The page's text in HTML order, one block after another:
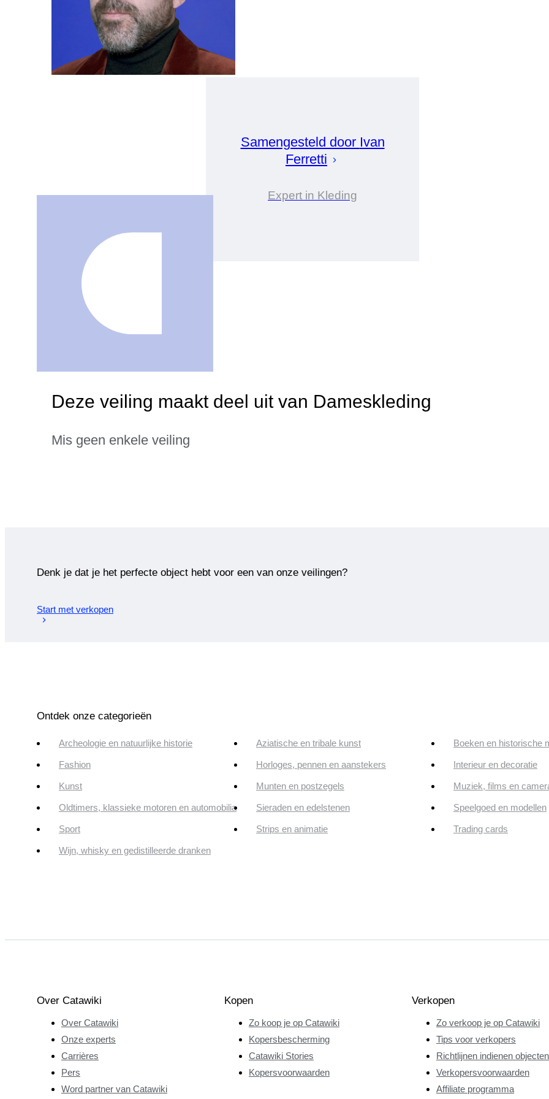
Samengesteld door Ivan
Ferretti
Expert in Kleding
Deze veiling maakt deel uit van Dameskleding
Mis geen enkele veiling
Denk je dat je het perfecte object hebt voor een van onze veilingen?
Start met verkopen
Ontdek onze categorieën
Archeologie en natuurlijke historie Aziatische en tribale kunst Boeken en historische
Fashion Horloges, pennen en aanstekers Interieur en decoratie
Kunst Munten en postzegels Muziek, films en
Oldtimers, klassieke motoren en automobilia Sieraden en edelstenen Speelgoed en modellen
Sport Strips en animatie Trading cards
Wijn, whisky en gedistilleerde dranken
Over Catawiki
Over Catawiki
Onze experts
Carrières
Pers
Word partner van Catawiki
Kopen
Zo koop je op Catawiki
Kopersbescherming
Catawiki Stories
Kopersvoorwaarden
Verkopen
Zo verkoop je op Catawiki
Tips voor verkopers
Richtlijnen indienen objecten
Verkopersvoorwaarden
Affiliate programma